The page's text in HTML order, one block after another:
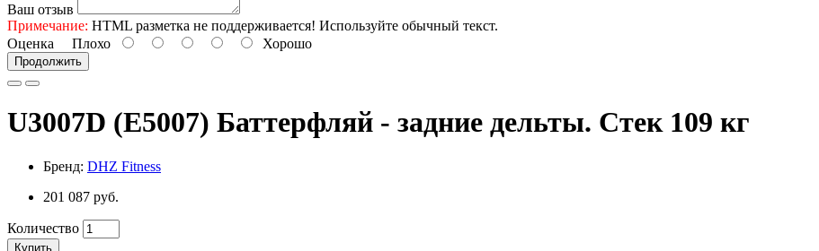
Ваш отзыв
Примечание: HTML разметка не поддерживается! Используйте обычный текст.
Оценка Плохо Хорошо
Продолжить
U3007D (E5007) Баттерфляй - задние дельты. Стек 109 кг
Бренд: DHZ Fitness
201 087 руб.
Количество
Купить